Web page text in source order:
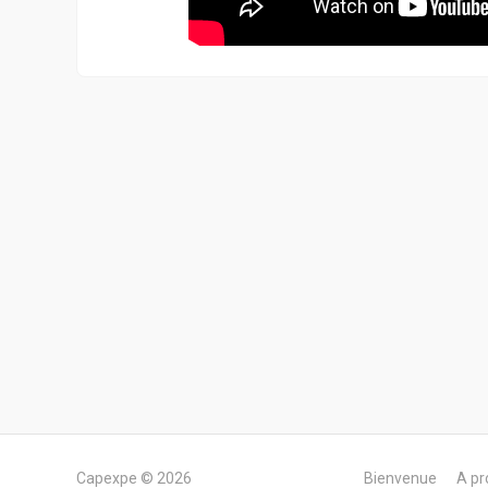
Capexpe © 2026 Bienvenue A